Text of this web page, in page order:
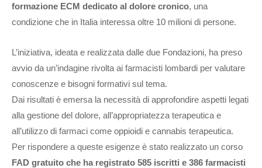
formazione ECM dedicato al dolore cronico, una
condizione che in Italia interessa oltre 10 milioni di persone.
L’iniziativa, ideata e realizzata dalle due Fondazioni, ha preso
avvio da un’indagine rivolta ai farmacisti lombardi per valutare
conoscenze e bisogni formativi sul tema.
Dai risultati è emersa la necessità di approfondire aspetti legati
alla gestione del dolore, all’appropriatezza terapeutica e
all’utilizzo di farmaci come oppioidi e cannabis terapeutica.
Per rispondere a queste esigenze è stato realizzato un corso
FAD gratuito che ha registrato 585 iscritti e 386 farmacisti